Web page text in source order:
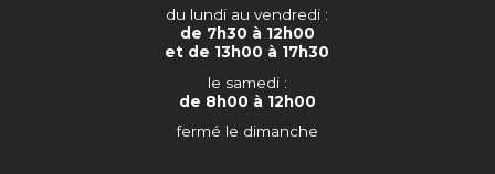
du lundi au vendredi :
de 7h30 à 12h00
et de 13h00 à 17h30
le samedi :
de 8h00 à 12h00
fermé le dimanche